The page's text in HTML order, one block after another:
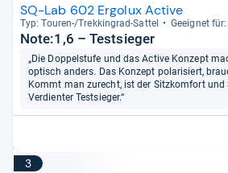
SQ-Lab 602 Ergolux Active
Typ: Tou­ren-​/Trek­kin­grad-​Sat­tel Geeig­net
Note:1,6 – Testsieger
„Die Doppelstufe und das Active Konzept
optisch anders. Das Konzept polarisiert,
Kommt man zurecht, ist der Sitzkomfort und
Verdienter Testsieger.“
3